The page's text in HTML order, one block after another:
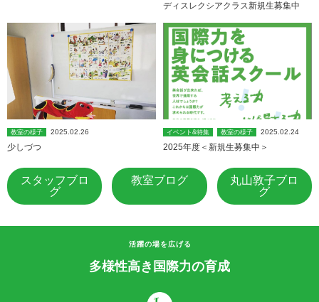
ディスレクシアクラス新規生募集中
教室の様子 2025.02.26
少しづつ
イベント&特集 教室の様子 2025.02.24
2025年度＜新規生募集中＞
スタッフブロ
グ
教室ブログ
丸山敦子ブロ
グ
活躍の場を広げる
多様性高き国際力の育成